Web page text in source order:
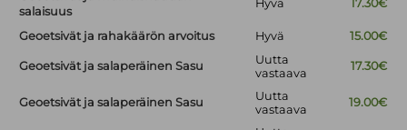
salaisuus
Hyvä 17.30€
Geoetsivät ja rahakäärön arvoitus Hyvä 15.00€
Geoetsivät ja salaperäinen Sasu
Uutta
vastaava
17.30€
Geoetsivät ja salaperäinen Sasu
Uutta
vastaava
19.00€